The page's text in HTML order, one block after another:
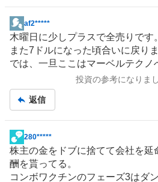
掲
示
板
記
af2*****
木曜日に少しプラスで全売りです。
また7ドルになった頃合いに戻りま
では、一旦ここはマーベルテクノ
投資の参考になりま
返信
掲
示
板
280*****
株主の金をドブに捨てて会社を延
酬を貰ってる。
コンボワクチンのフェーズ3はダ